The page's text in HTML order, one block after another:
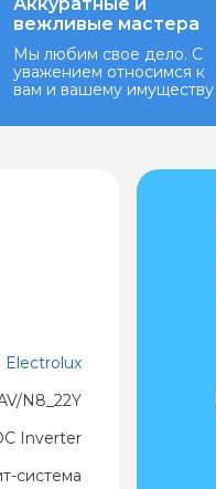
вежливые мастера
Мы любим свое дело. С
уважением относимся к
вам и вашему имуществу
Electrolux
N8_22Y
Inverter
система